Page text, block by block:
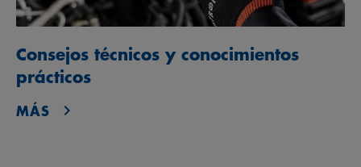
Consejos técnicos y conocimientos
prácticos
MÁS